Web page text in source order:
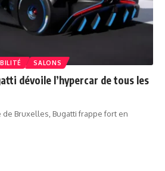
SALONS
dévoile l’hypercar de tous les
de Bruxelles, Bugatti frappe fort en